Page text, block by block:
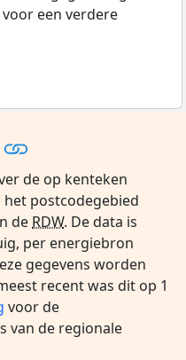
een verdere
de op kenteken
postcodegebied
de RDW. De data is
per energiebron
gegevens worden
recent was dit op 1
voor de
van de regionale